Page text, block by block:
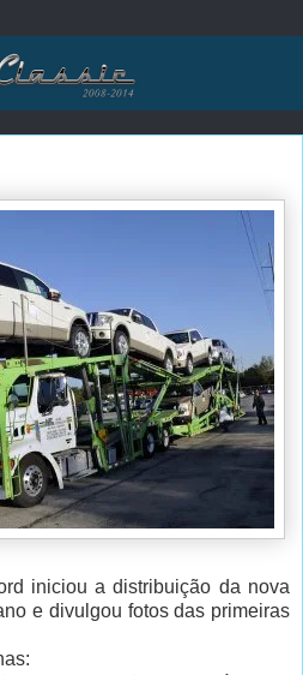
iniciou a distribuição da nova
e divulgou fotos das primeiras